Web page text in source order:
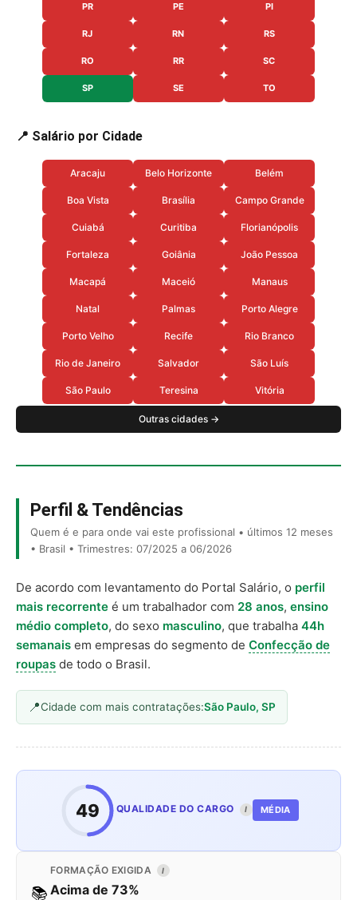
PR PE PI
RJ RN RS
RO RR SC
SP SE TO
📍 Salário por Cidade
Aracaju Belo Horizonte Belém
Boa Vista Brasília Campo Grande
Cuiabá Curitiba Florianópolis
Fortaleza Goiânia João Pessoa
Macapá Maceió Manaus
Natal Palmas Porto Alegre
Porto Velho Recife Rio Branco
Rio de Janeiro Salvador São Luís
São Paulo Teresina Vitória
Outras cidades →
Perfil & Tendências
Quem é e para onde vai este profissional • últimos 12 meses
• Brasil • Trimestres: 07/2025 a 06/2026
De acordo com levantamento do Portal Salário, o perfil
mais recorrente é um trabalhador com 28 anos, ensino
médio completo, do sexo masculino, que trabalha 44h
semanais em empresas do segmento de Confecção de
roupas de todo o Brasil.
Cidade com mais contratações:São Paulo, SP
49 QUALIDADE DO CARGO I MÉDIA
📚
FORMAÇÃO EXIGIDA I
Acima de 73%